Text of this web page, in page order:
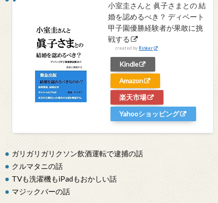
小室圭さんと 眞子さまとの 結
婚を認めるべき？ ディベート
甲子園優勝経験者が果敢に挑
戦する
created by Rinker
Kindle
Amazon
楽天市場
Yahooショッピング
ガリガリガリクソン飲酒運転で逮捕の話
クルマタニの話
TVも洗濯機もiPadもおかしい話
マジックバーの話